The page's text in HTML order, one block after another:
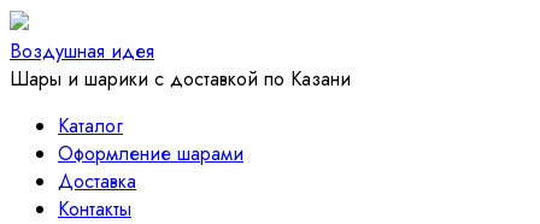
Воздушная идея
Шары и шарики с доставкой по Казани
Каталог
Оформление шарами
Доставка
Контакты